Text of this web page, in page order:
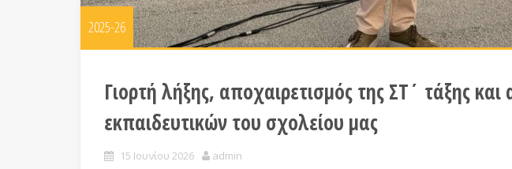
2025-26
Γιορτή λήξης, αποχαιρετισμός της ΣΤ΄ τάξης
εκπαιδευτικών του σχολείου μας
15 Ιουνίου 2026 admin